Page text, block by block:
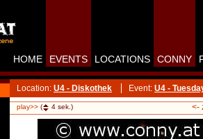
HOME EVENTS LOCATIONS CONNY
Location: U4 - Diskothek Event: U4 -
play>> ( 4 sek.) <-